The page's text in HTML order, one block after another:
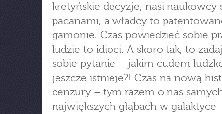
kretyńskie decyzje, nasi naukowcy
pacanami, a władcy to
gamonie. Czas powiedzieć sobie
ludzie to idioci. A skoro tak, to
sobie pytanie – jakim cudem
jeszcze istnieje?! Czas na nową
cenzury – tym razem o nas
największych głąbach w galaktyce